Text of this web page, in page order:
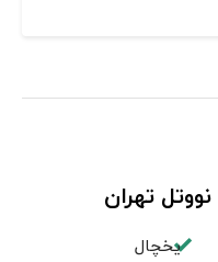
تهران
یخچال